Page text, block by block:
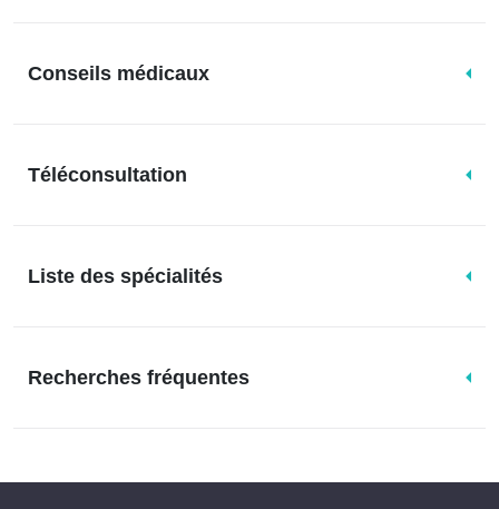
Conseils médicaux
Téléconsultation
Liste des spécialités
Recherches fréquentes